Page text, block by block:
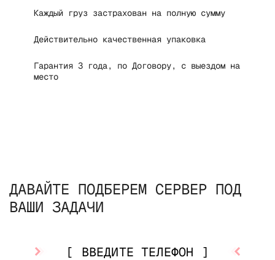
Каждый груз застрахован на полную сумму
Действительно качественная упаковка
Гарантия 3 года, по Договору, с выездом на
место
ДАВАЙТЕ ПОДБЕРЕМ СЕРВЕР ПОД
ВАШИ ЗАДАЧИ